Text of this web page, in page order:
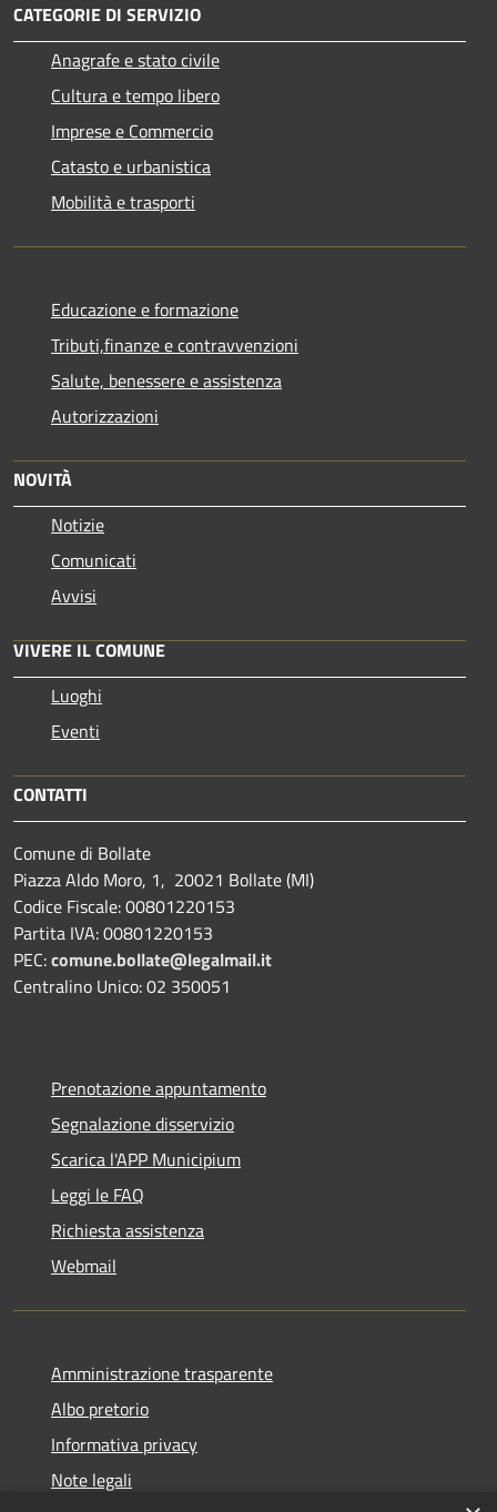
CATEGORIE DI SERVIZIO
Anagrafe e stato civile
Cultura e tempo libero
Imprese e Commercio
Catasto e urbanistica
Mobilità e trasporti
Educazione e formazione
Tributi,finanze e contravvenzioni
Salute, benessere e assistenza
Autorizzazioni
NOVITÀ
Notizie
Comunicati
Avvisi
VIVERE IL COMUNE
Luoghi
Eventi
CONTATTI
Comune di Bollate
Piazza Aldo Moro, 1, 20021 Bollate (MI)
Codice Fiscale: 00801220153
Partita IVA: 00801220153
PEC:comune.bollate@legalmail.it
Centralino Unico: 02 350051
Prenotazione appuntamento
Segnalazione disservizio
Scarica l'APP Municipium
Leggi le FAQ
Richiesta assistenza
Webmail
Amministrazione trasparente
Albo pretorio
Informativa privacy
Note legali